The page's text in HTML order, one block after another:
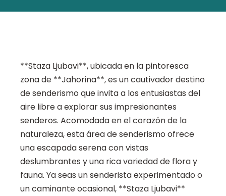
**Staza Ljubavi**, ubicada en la pintoresca
zona de **Jahorina**, es un cautivador destino
de senderismo que invita a los entusiastas del
aire libre a explorar sus impresionantes
senderos. Acomodada en el corazón de la
naturaleza, esta área de senderismo ofrece
una escapada serena con vistas
deslumbrantes y una rica variedad de flora y
fauna. Ya seas un senderista experimentado o
un caminante ocasional, **Staza Ljubavi**